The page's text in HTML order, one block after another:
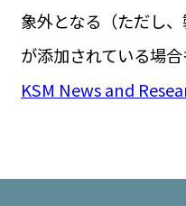
象外となる（ただし
が添加されている場合
KSM News and